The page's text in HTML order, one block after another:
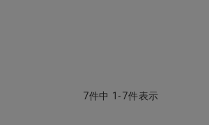
7件中 1 -7件表示